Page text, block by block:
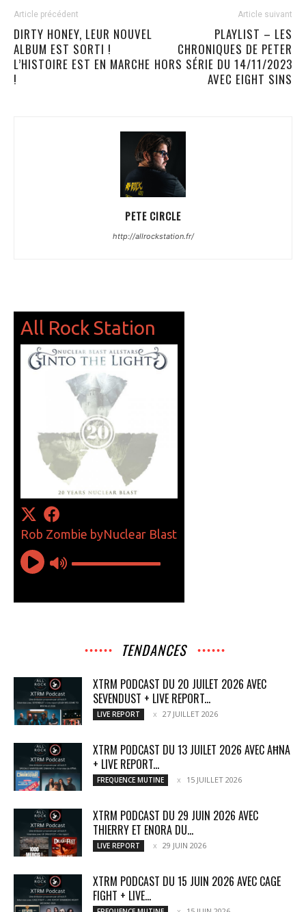
Article précédent
DIRTY HONEY, LEUR NOUVEL
ALBUM EST SORTI !
L’HISTOIRE EST EN MARCHE
!
Article suivant
PLAYLIST – LES
CHRONIQUES DE PETER
HORS SÉRIE DU 14/11/2023
AVEC EIGHT SINS
PETE CIRCLE
http://allrockstation.fr/
TENDANCES
XTRM PODCAST DU 20 JUILET 2026 AVEC
SEVENDUST + LIVE REPORT...
LIVE REPORT 27 JUILLET 2026
XTRM PODCAST DU 13 JUILET 2026 AVEC AĦNA
+ LIVE REPORT...
FREQUENCE MUTINE 15 JUILLET 2026
XTRM PODCAST DU 29 JUIN 2026 AVEC
THIERRY ET ENORA DU...
LIVE REPORT 29 JUIN 2026
XTRM PODCAST DU 15 JUIN 2026 AVEC CAGE
FIGHT + LIVE...